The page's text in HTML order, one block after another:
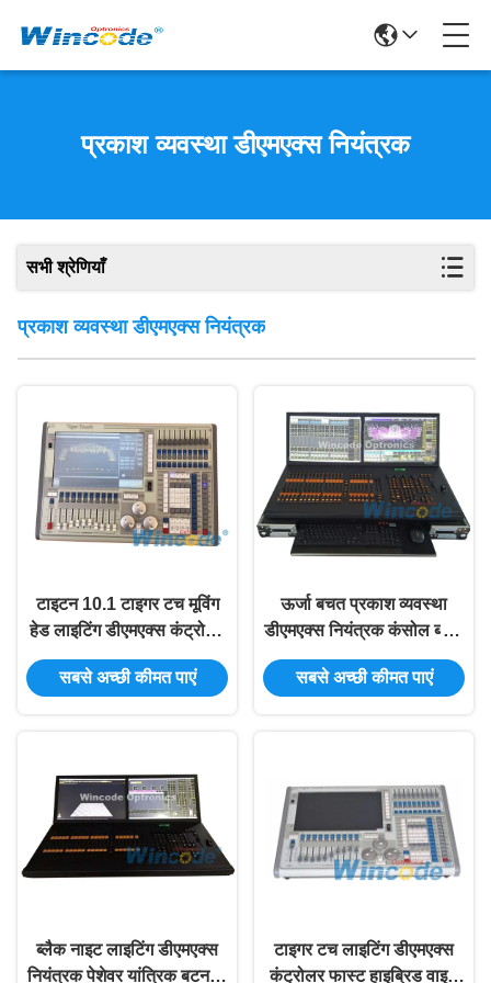
प्रकाश व्यवस्था डीएमएक्स नियंत्रक
सभी श्रेणियाँ
प्रकाश व्यवस्था डीएमएक्स नियंत्रक
टाइटन 10.1 टाइगर टच मूविंग
हेड लाइटिंग डीएमएक्स कंट्रोलर
निर्मित - यूपीएस में निर्बाध
सबसे अच्छी कीमत पाएं
ऊर्जा बचत प्रकाश व्यवस्था
डीएमएक्स नियंत्रक कंसोल ब्लैक
नाइट बिग शो / कॉन्सर्ट के लिए
सबसे अच्छी कीमत पाएं
ब्लैक नाइट लाइटिंग डीएमएक्स
नियंत्रक पेशेवर यांत्रिक बटन के
टाइगर टच लाइटिंग डीएमएक्स
कंट्रोलर फास्ट हाइब्रिड वाइड